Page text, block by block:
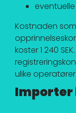
Kostnaden
koster 1 240
ulike
Importer